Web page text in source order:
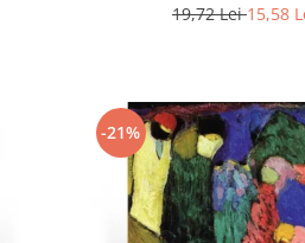
19,72 Lei15,58
-21%